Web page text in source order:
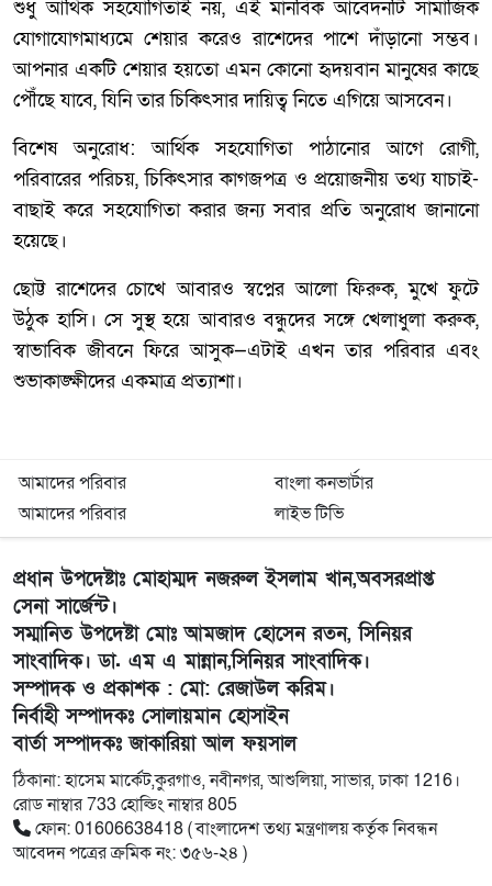
শুধু আর্থিক সহযোগিতাই নয়, এই মানবিক আবেদনটি সামাজিক
যোগাযোগমাধ্যমে শেয়ার করেও রাশেদের পাশে দাঁড়ানো সম্ভব।
আপনার একটি শেয়ার হয়তো এমন কোনো হৃদয়বান মানুষের কাছে
পৌঁছে যাবে, যিনি তার চিকিৎসার দায়িত্ব নিতে এগিয়ে আসবেন।
বিশেষ অনুরোধ: আর্থিক সহযোগিতা পাঠানোর আগে রোগী,
পরিবারের পরিচয়, চিকিৎসার কাগজপত্র ও প্রয়োজনীয় তথ্য যাচাই-
বাছাই করে সহযোগিতা করার জন্য সবার প্রতি অনুরোধ জানানো
হয়েছে।
ছোট্ট রাশেদের চোখে আবারও স্বপ্নের আলো ফিরুক, মুখে ফুটে
উঠুক হাসি। সে সুস্থ হয়ে আবারও বন্ধুদের সঙ্গে খেলাধুলা করুক,
স্বাভাবিক জীবনে ফিরে আসুক—এটাই এখন তার পরিবার এবং
শুভাকাঙ্ক্ষীদের একমাত্র প্রত্যাশা।
আমাদের পরিবার
বাংলা কনভার্টার
আমাদের পরিবার
লাইভ টিভি
প্রধান উপদেষ্টাঃ মোহাম্মদ নজরুল ইসলাম খান,অবসরপ্রাপ্ত
সেনা সার্জেন্ট।
সম্মানিত উপদেষ্টা মোঃ আমজাদ হোসেন রতন, সিনিয়র
সাংবাদিক। ডা. এম এ মান্নান,সিনিয়র সাংবাদিক।
সম্পাদক ও প্রকাশক : মো: রেজাউল করিম।
নির্বাহী সম্পাদকঃ সোলায়মান হোসাইন
বার্তা সম্পাদকঃ জাকারিয়া আল ফয়সাল
ঠিকানা: হাসেম মার্কেট,কুরগাও, নবীনগর, আশুলিয়া, সাভার, ঢাকা 1216।
রোড নাম্বার 733 হোল্ডিং নাম্বার 805
ফোন: 01606638418 ( বাংলাদেশ তথ্য মন্ত্রণালয় কর্তৃক নিবন্ধন
আবেদন পত্রের ক্রমিক নং: ৩৫৬-২৪ )